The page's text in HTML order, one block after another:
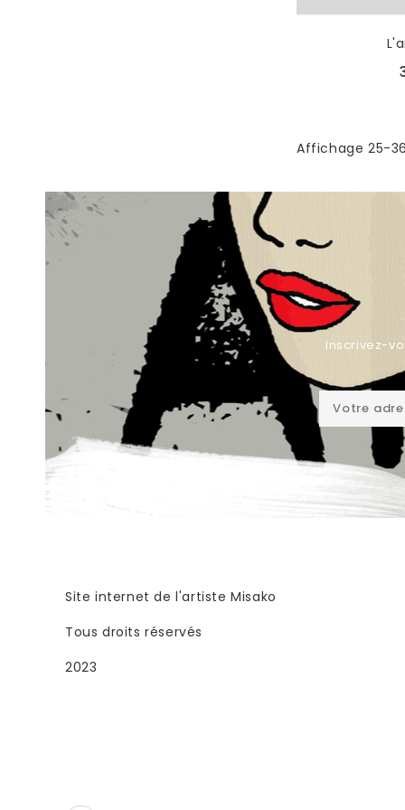
Affichage 25-
Inscrivez-
Site internet de l'artiste Misako
Tous droits réservés
2023